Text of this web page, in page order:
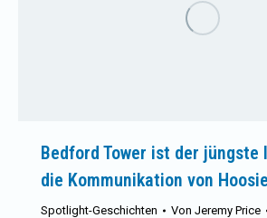
Bedford Tower ist der jüngste
die Kommunikation von
Spotlight-Geschichten Von Jeremy Price